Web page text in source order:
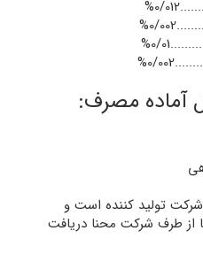
01%
آماده مصرف:
تولید کننده است و
از طرف شرکت محنا دریافت